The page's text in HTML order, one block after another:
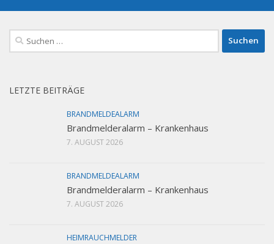
Suchen
nach:
LETZTE BEITRÄGE
BRANDMELDEALARM
Brandmelderalarm – Krankenhaus
7. AUGUST 2026
BRANDMELDEALARM
Brandmelderalarm – Krankenhaus
7. AUGUST 2026
HEIMRAUCHMELDER